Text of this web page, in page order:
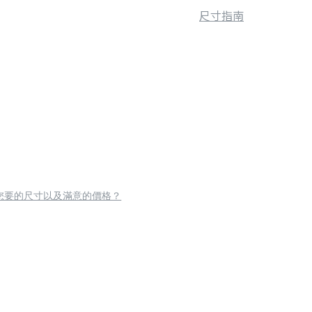
尺寸指南
要的尺寸以及滿意的價格？